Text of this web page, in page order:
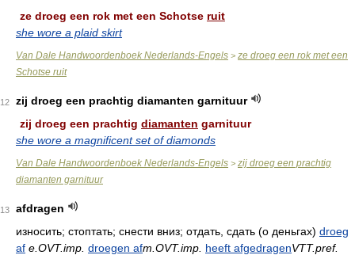
ze droeg een rok met een Schotse ruit
she wore a plaid skirt
Van Dale Handwoordenboek Nederlands-Engels > ze droeg een rok met een
Schotse ruit
12
zij droeg een prachtig diamanten garnituur
zij droeg een prachtig diamanten garnituur
she wore a magnificent set of diamonds
Van Dale Handwoordenboek Nederlands-Engels > zij droeg een prachtig
diamanten garnituur
13
afdragen
износить; стоптать; снести вниз; отдать, сдать (о деньгах) droeg
af e.OVT.imp. droegen afm.OVT.imp. heeft afgedragenVTT.pref.